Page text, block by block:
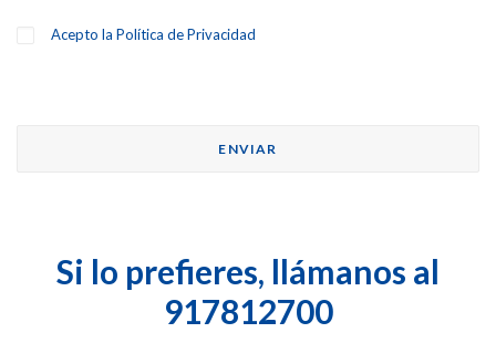
Acepto laPolítica de Privacidad
Si lo prefieres, llámanos al
917812700